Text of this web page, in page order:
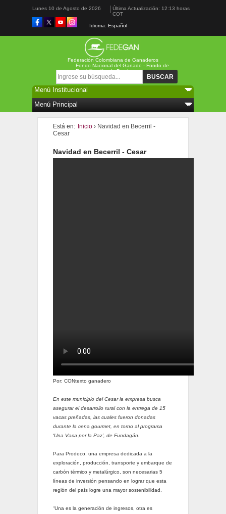
Lunes 10 de Agosto de 2026
Última Actualización: 12:13 horas
COT
Idioma: Español
Federación Colombiana de Ganaderos
Formulario de búsqueda
Fondo Nacional del Ganado - Fondo de
Estabilización de Precios
Está en: Inicio› Navidad en Becerril -
Cesar
Navidad en Becerril - Cesar
Por: CONtexto ganadero
En este municipio del Cesar la empresa busca
asegurar el desarrollo rural con la entrega de 15
vacas preñadas, las cuales fueron donadas
durante la cena gourmet, en torno al programa
‘Una Vaca por la Paz’, de Fundagán.
Para Prodeco, una empresa dedicada a la
exploración, producción, transporte y embarque de
carbón térmico y metalúrgico, son necesarias 5
líneas de inversión pensando en lograr que esta
región del país logre una mayor sostenibilidad.
“Una es la generación de ingresos, otra es